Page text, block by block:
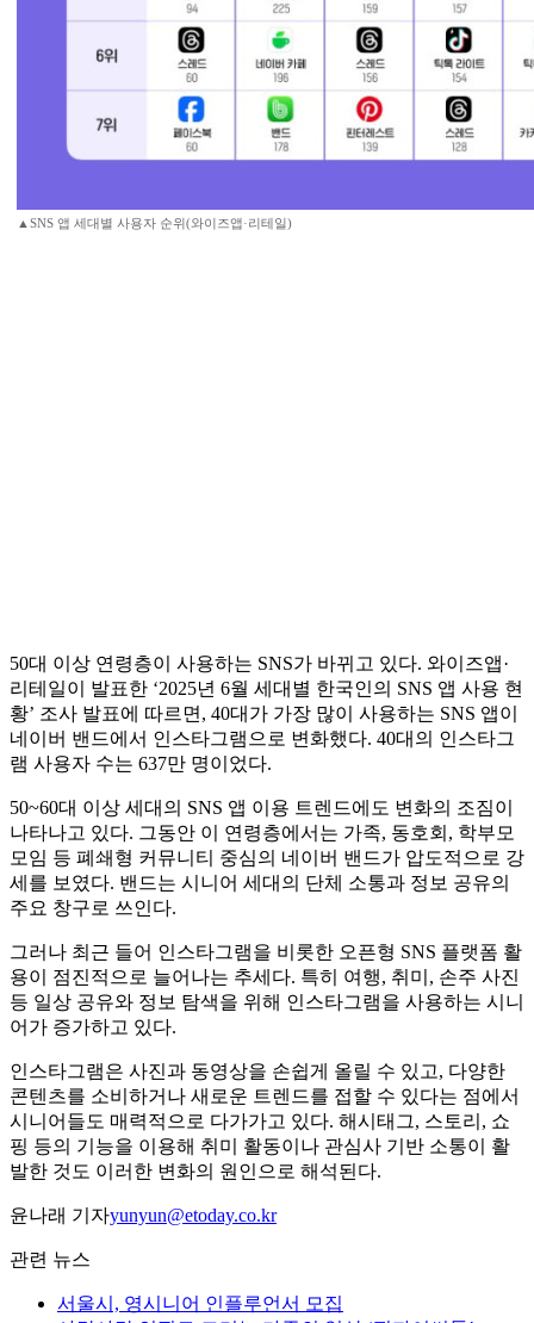
▲SNS 앱 세대별 사용자 순위(와이즈앱·리테일)
50대 이상 연령층이 사용하는 SNS가 바뀌고 있다. 와이즈앱·
리테일이 발표한 ‘2025년 6월 세대별 한국인의 SNS 앱 사용 현
황’ 조사 발표에 따르면, 40대가 가장 많이 사용하는 SNS 앱이
네이버 밴드에서 인스타그램으로 변화했다. 40대의 인스타그
램 사용자 수는 637만 명이었다.
50~60대 이상 세대의 SNS 앱 이용 트렌드에도 변화의 조짐이
나타나고 있다. 그동안 이 연령층에서는 가족, 동호회, 학부모
모임 등 폐쇄형 커뮤니티 중심의 네이버 밴드가 압도적으로 강
세를 보였다. 밴드는 시니어 세대의 단체 소통과 정보 공유의
주요 창구로 쓰인다.
그러나 최근 들어 인스타그램을 비롯한 오픈형 SNS 플랫폼 활
용이 점진적으로 늘어나는 추세다. 특히 여행, 취미, 손주 사진
등 일상 공유와 정보 탐색을 위해 인스타그램을 사용하는 시니
어가 증가하고 있다.
인스타그램은 사진과 동영상을 손쉽게 올릴 수 있고, 다양한
콘텐츠를 소비하거나 새로운 트렌드를 접할 수 있다는 점에서
시니어들도 매력적으로 다가가고 있다. 해시태그, 스토리, 쇼
핑 등의 기능을 이용해 취미 활동이나 관심사 기반 소통이 활
발한 것도 이러한 변화의 원인으로 해석된다.
윤나래 기자yunyun@etoday.co.kr
관련 뉴스
서울시, 영시니어 인플루언서 모집